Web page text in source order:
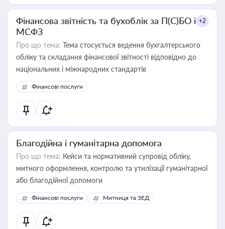
Фінансова звітність та бухоблік за П(С)БО і
МСФЗ
+2
Про що тема: Тема стосується ведення бухгалтерського
обліку та складання фінансової звітності відповідно до
національних і міжнародних стандартів
Фінансові послуги
Благодійна і гуманітарна допомога
Про що тема: Кейси та нормативний супровід обліку,
митного оформлення, контролю та утилізації гуманітарної
або благодійної допомоги
Фінансові послуги Митниця та ЗЕД